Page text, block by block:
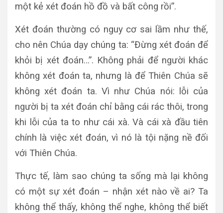
một kẻ xét đoán hồ đồ và bất công rồi”.
Xét đoán thường có nguy cơ sai lầm như thế,
cho nên Chúa dạy chúng ta: “Đừng xét đoán để
khỏi bị xét đoán…”. Không phải để người khác
không xét đoán ta, nhưng là để Thiên Chúa sẽ
không xét đoán ta. Vì như Chúa nói: lỗi của
người bị ta xét đoán chỉ bằng cái rác thôi, trong
khi lỗi của ta to như cái xà. Và cái xà đầu tiên
chính là việc xét đoán, vì nó là tội nặng nề đối
với Thiên Chúa.
Thực tế, làm sao chúng ta sống mà lại không
có một sự xét đoán – nhận xét nào về ai? Ta
không thể thấy, không thể nghe, không thể biết